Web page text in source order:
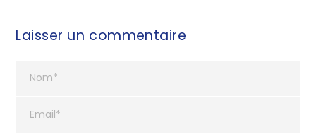
Laisser un commentaire